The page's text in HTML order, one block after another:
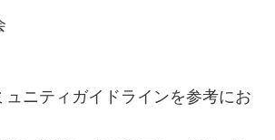
ュニティガイドラインを参考にお